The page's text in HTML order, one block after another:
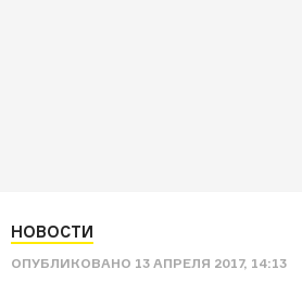
НОВОСТИ
ОПУБЛИКОВАНО 13 АПРЕЛЯ 2017, 14:13